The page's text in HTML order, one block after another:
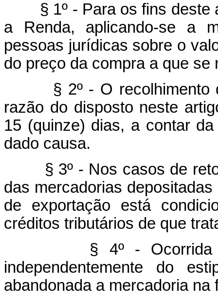
§ 1º - Para os fins deste
a Renda, aplicando-se a
pessoas jurídicas sobre o
do preço da compra a que se
§ 2º - O
razão do disposto neste
15 (quinze) dias, a contar
dado causa.
§ 3º - Nos casos de
das mercadorias
de exportação está
créditos tributários de que
§ 4º - Ocorrida a
independentemente do
abandonada a mercadoria